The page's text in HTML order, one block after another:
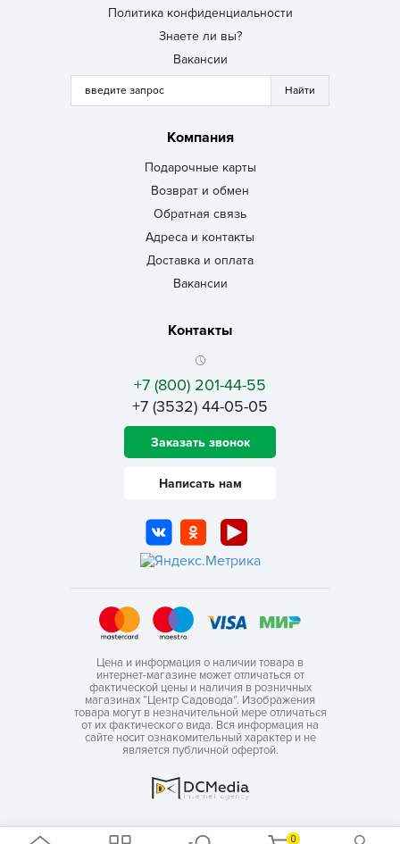
0
Политика конфиденциальности
Знаете ли вы?
Вакансии
Компания
Подарочные карты
Возврат и обмен
Обратная связь
Адреса и контакты
Доставка и оплата
Вакансии
Контакты
+7 (800) 201-44-55
+7 (3532) 44-05-05
Заказать звонок
Написать нам
Цена и информация о наличии товара в
интернет-магазине может отличаться от
фактической цены и наличия в розничных
магазинах “Центр Садовода”. Изображения
товара могут в незначительной мере отличаться
от их фактического вида. Вся информация на
сайте носит ознакомительный характер и не
является публичной офертой.